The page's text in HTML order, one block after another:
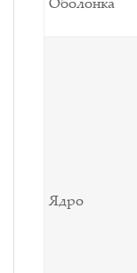
Ядро